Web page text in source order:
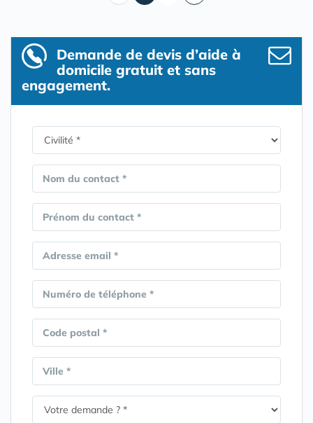
Demande de devis d’aide à
domicile gratuit et sans
engagement.
Nom du contact *
Prénom du contact *
Adresse email *
Numéro de téléphone *
Code postal *
Ville *